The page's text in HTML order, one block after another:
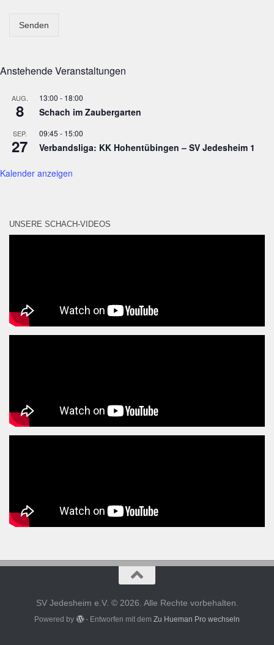
Senden
Anstehende Veranstaltungen
AUG.
8
13:00 - 18:00
Schach im Zaubergarten
SEP.
27
09:45 - 15:00
Verbandsliga: KK Hohentübingen – SV Jedesheim 1
Kalender anzeigen
UNSERE SCHACH-VIDEOS
SV Jedesheim e.V. © 2026. Alle Rechte vorbehalten.
Powered by - Entworfen mit dem Zu Hueman Pro wechseln